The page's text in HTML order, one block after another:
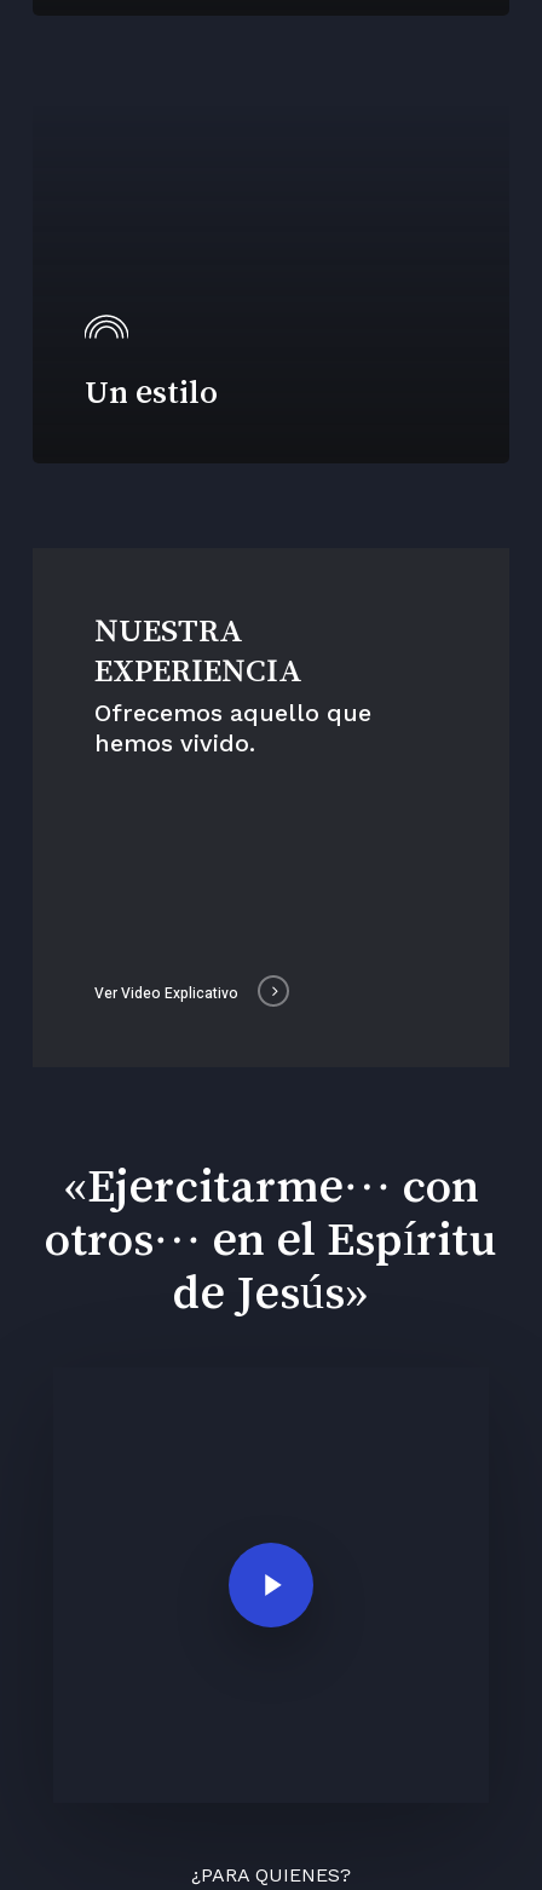
Un estilo
NUESTRA
EXPERIENCIA
Ofrecemos aquello que
hemos vivido.
Ver Video Explicativo
«Ejercitarme… con
otros… en el Espíritu
de Jesús»
Play Video
¿PARA QUIENES?